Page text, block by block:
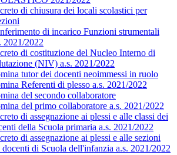
di chiusura dei locali scolastici per
di incarico Funzioni strumentali
2021/2022
di costituzione del Nucleo Interno di
(NIV) a.s. 2021/2022
tutor dei docenti neoimmessi in ruolo
Referenti di plesso a.s. 2021/2022
del secondo collaboratore
del primo collaboratore a.s. 2021/2022
di assegnazione ai plessi e alle classi dei
della Scuola primaria a.s. 2021/2022
di assegnazione ai plessi e alle sezioni
docenti di Scuola dell'infanzia a.s. 2021/2022